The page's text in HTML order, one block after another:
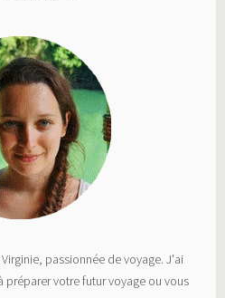
passionnée de voyage. J'ai
préparer votre futur voyage ou vous